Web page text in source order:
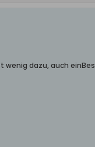
dazu, auch